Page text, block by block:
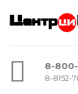
Центр
8-
8-8152-